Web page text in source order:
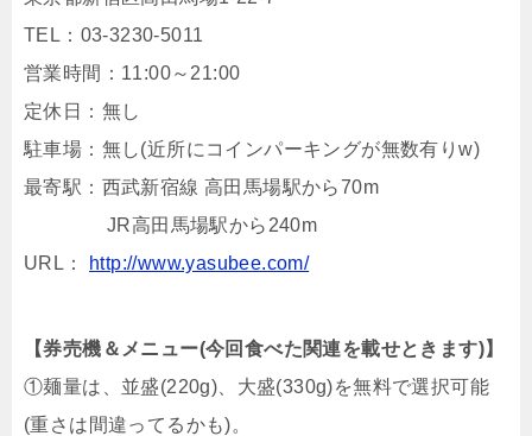
TEL：03-3230-5011
営業時間：11:00～21:00
定休日：無し
駐車場：無し(近所にコインパーキングが無数有りw)
最寄駅：西武新宿線 高田馬場駅から70m
JR高田馬場駅から240m
URL：
http://www.yasubee.com/
【券売機＆メニュー(今回食べた関連を載せときます)】
①麺量は、並盛(220g)、大盛(330g)を無料で選択可能
(重さは間違ってるかも)。